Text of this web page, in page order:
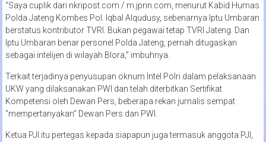
“Saya cuplik dari nkripost.com / m.jpnn.com, menurut Kabid Humas
Polda Jateng Kombes Pol. Iqbal Alqudusy, sebenarnya Iptu Umbaran
berstatus kontributor TVRI. Bukan pegawai tetap TVRI Jateng. Dan
Iptu Umbaran benar personel Polda Jateng, pernah ditugaskan
sebagai intelijen di wilayah Blora,” imbuhnya.
Terkait terjadinya penyusupan oknum Intel Polri dalam pelaksanaan
UKW yang dilaksanakan PWI dan telah diterbitkan Sertifikat
Kompetensi oleh Dewan Pers, beberapa rekan jurnalis sempat
“mempertanyakan” Dewan Pers dan PWI.
Ketua PJI itu pertegas kepada siapapun juga termasuk anggota PJI,